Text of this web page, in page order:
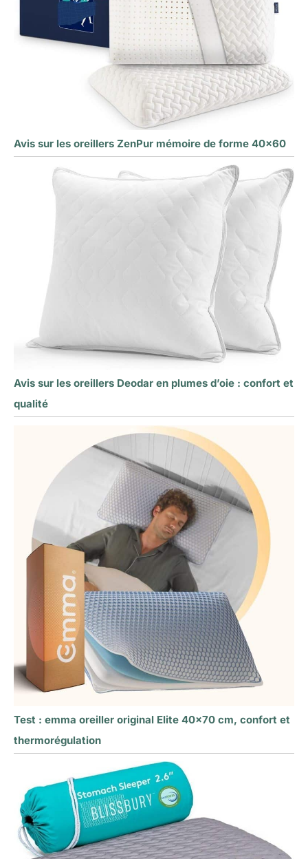
Avis sur les oreillers ZenPur mémoire de forme 40×60
Avis sur les oreillers Deodar en plumes d’oie : confort et
qualité
Test : emma oreiller original Elite 40×70 cm, confort et
thermorégulation